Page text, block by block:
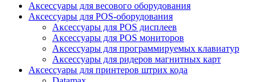
Аксессуары для весового оборудования
Аксессуары для POS-оборудования
Аксессуары для POS дисплеев
Аксессуары для POS мониторов
Аксессуары для программируемых клавиатур
Аксессуары для ридеров магнитных карт
Аксессуары для принтеров штрих кода